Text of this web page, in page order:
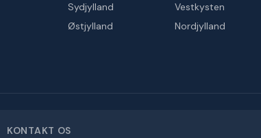
Sydjylland
Vestkysten
Østjylland
Nordjylland
KONTAKT OS